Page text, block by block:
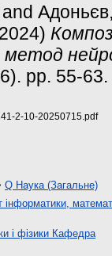
and
pp. 55-63.
2-10-20250715.pdf
Q Наука (Загальне)
інформатики,
і фізики Кафедра